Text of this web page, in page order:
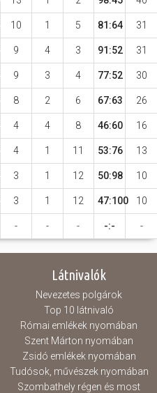
10 1 5 81:64 31
9 4 3 91:52 31
9 3 4 77:52 30
8 2 6 67:63 26
4 4 8 46:60 16
4 1 11 53:76 13
3 1 12 50:98 10
3 1 12 47:100 10
- - - -:- -
Látnivalók
Nevezetes polgárok
Top 10 látnivaló
Római emlékek nyomában
Szent Márton nyomában
Zsidó emlékek nyomában
Tudósok, művészek nyomában
Szombathely régen és most